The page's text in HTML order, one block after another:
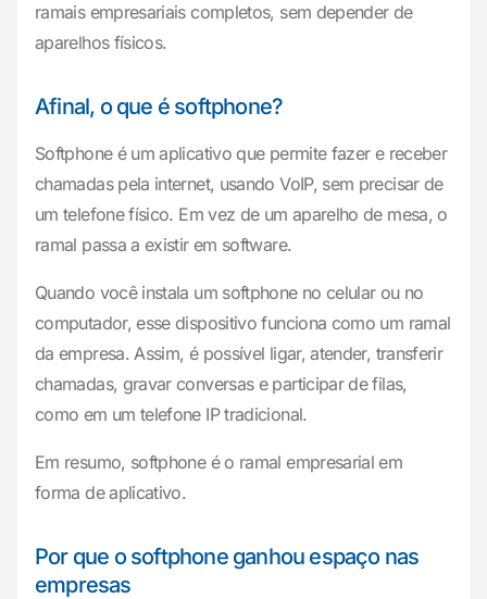
ramais empresariais completos, sem depender de
aparelhos físicos.
Afinal, o que é softphone?
Softphone é um aplicativo que permite fazer e receber
chamadas pela internet, usando VoIP, sem precisar de
um telefone físico. Em vez de um aparelho de mesa, o
ramal passa a existir em software.
Quando você instala um softphone no celular ou no
computador, esse dispositivo funciona como um ramal
da empresa. Assim, é possível ligar, atender, transferir
chamadas, gravar conversas e participar de filas,
como em um telefone IP tradicional.
Em resumo, softphone é o ramal empresarial em
forma de aplicativo.
Por que o softphone ganhou espaço nas
empresas